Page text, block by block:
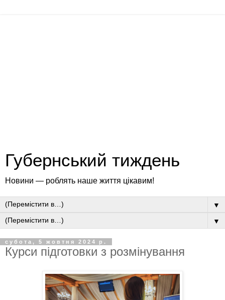
Губернський тиждень
Новини — роблять наше життя цікавим!
▼
▼
субота, 5 жовтня 2024 р.
Курси підготовки з розмінування